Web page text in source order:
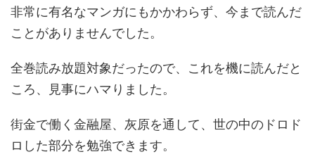
非常に有名なマンガにもかかわらず、今まで読んだ
ことがありませんでした。
全巻読み放題対象だったので、これを機に読んだと
ころ、見事にハマりました。
街金で働く金融屋、灰原を通して、世の中のドロド
ロした部分を勉強できます。